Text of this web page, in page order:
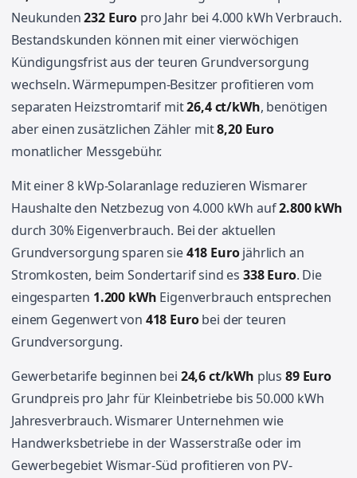
Neukunden232 Euro pro Jahr bei 4.000 kWh Verbrauch.
Bestandskunden können mit einer vierwöchigen
Kündigungsfrist aus der teuren Grundversorgung
wechseln. Wärmepumpen-Besitzer profitieren vom
separaten Heizstromtarif mit26,4 ct/kWh, benötigen
aber einen zusätzlichen Zähler mit8,20 Euro
monatlicher Messgebühr.
Mit einer 8 kWp-Solaranlage reduzieren Wismarer
Haushalte den Netzbezug von 4.000 kWh auf2.800 kWh
durch 30% Eigenverbrauch. Bei der aktuellen
Grundversorgung sparen sie418 Eurojährlich an
Stromkosten, beim Sondertarif sind es 338 Euro. Die
eingesparten 1.200 kWh Eigenverbrauch entsprechen
einem Gegenwert von 418 Eurobei der teuren
Grundversorgung.
Gewerbetarife beginnen bei 24,6 ct/kWh plus 89 Euro
Grundpreis pro Jahr für Kleinbetriebe bis 50.000 kWh
Jahresverbrauch. Wismarer Unternehmen wie
Handwerksbetriebe in der Wasserstraße oder im
Gewerbegebiet Wismar-Süd profitieren von PV-